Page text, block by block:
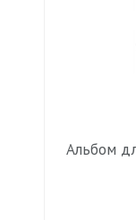
Альбом